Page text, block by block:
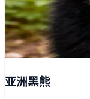
亚洲黑熊